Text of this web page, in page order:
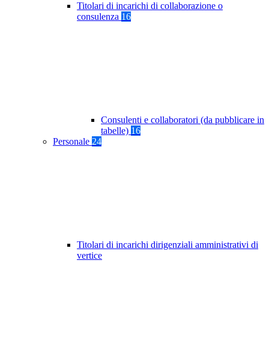
Titolari di incarichi di collaborazione o
consulenza 16
Consulenti e collaboratori (da pubblicare in
tabelle) 16
Personale 24
Titolari di incarichi dirigenziali amministrativi di
vertice